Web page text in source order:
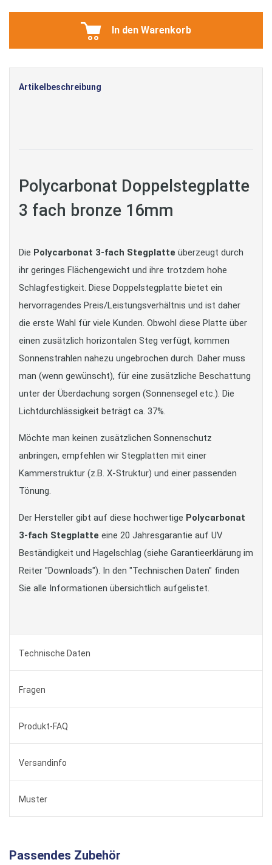
In den Warenkorb
Artikelbeschreibung
Polycarbonat Doppelstegplatte
3 fach bronze 16mm
Die Polycarbonat 3-fach Stegplatte überzeugt durch
ihr geringes Flächengewicht und ihre trotzdem hohe
Schlagfestigkeit. Diese Doppelstegplatte bietet ein
hervorragendes Preis/Leistungsverhältnis und ist daher
die erste Wahl für viele Kunden. Obwohl diese Platte über
einen zusätzlich horizontalen Steg verfügt, kommen
Sonnenstrahlen nahezu ungebrochen durch. Daher muss
man (wenn gewünscht), für eine zusätzliche Beschattung
unter der Überdachung sorgen (Sonnensegel etc.). Die
Lichtdurchlässigkeit beträgt ca. 37%.
Möchte man keinen zusätzlichen Sonnenschutz
anbringen, empfehlen wir Stegplatten mit einer
Kammerstruktur (z.B. X-Struktur) und einer passenden
Tönung.
Der Hersteller gibt auf diese hochwertige Polycarbonat
3-fach Stegplatte eine 20 Jahresgarantie auf UV
Beständigkeit und Hagelschlag (siehe Garantieerklärung im
Reiter "Downloads"). In den "Technischen Daten" finden
Sie alle Informationen übersichtlich aufgelistet.
Technische Daten
Fragen
Produkt-FAQ
Versandinfo
Muster
Passendes Zubehör